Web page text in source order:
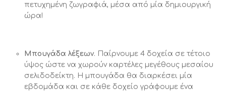
πετυχημένη ζωγραφιά, μέσα από μία δημιουργική
ώρα!
Μπουγάδα λέξεων. Παίρνουμε 4 δοχεία σε τέτοιο
ύψος ώστε να χωρούν καρτέλες μεγέθους μεσαίου
σελιδοδείκτη. Η μπουγάδα θα διαρκέσει μία
εβδομάδα και σε κάθε δοχείο γράφουμε ένα